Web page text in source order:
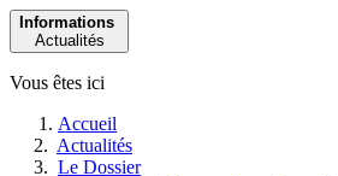
Informations
Actualités
Vous êtes ici
Accueil
Actualités
Le Dossier